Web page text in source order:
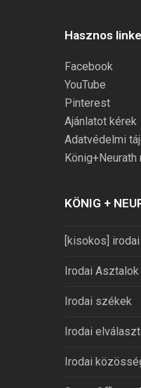
Hasznos
Facebook
YouTube
Pinterest
Ajánlatot kérek
Adatvédelmi
KÖNIG +
[kisokos]
Irodai Asztalok
Irodai székek
Irodai
Irodai